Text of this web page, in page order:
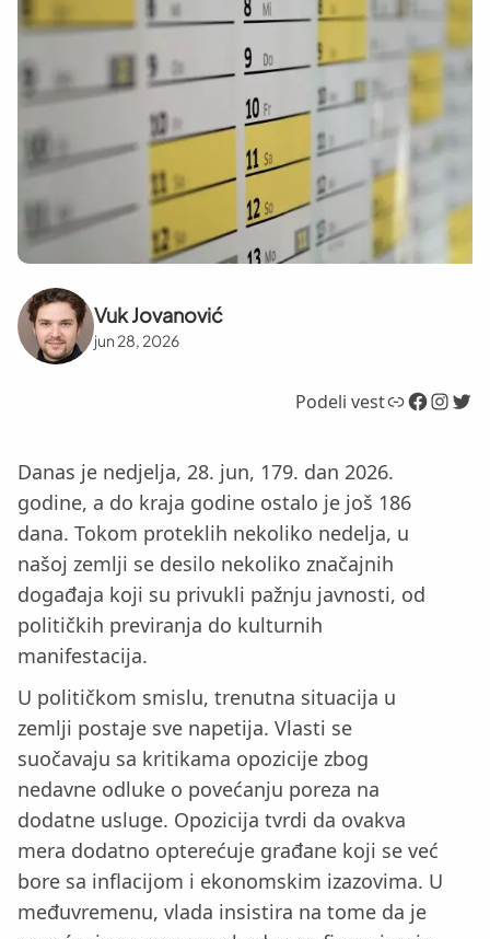
Vuk Jovanović
jun 28, 2026
Podeli vestLink Facebook InstagramTwitter
Danas je nedjelja, 28. jun, 179. dan 2026.
godine, a do kraja godine ostalo je još 186
dana. Tokom proteklih nekoliko nedelja, u
našoj zemlji se desilo nekoliko značajnih
događaja koji su privukli pažnju javnosti, od
političkih previranja do kulturnih
manifestacija.
U političkom smislu, trenutna situacija u
zemlji postaje sve napetija. Vlasti se
suočavaju sa kritikama opozicije zbog
nedavne odluke o povećanju poreza na
dodatne usluge. Opozicija tvrdi da ovakva
mera dodatno opterećuje građane koji se već
bore sa inflacijom i ekonomskim izazovima. U
međuvremenu, vlada insistira na tome da je